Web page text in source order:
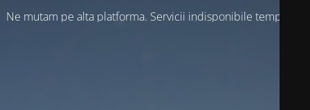
Ne mutam pe alta platforma. Servicii indisponibile temporar!